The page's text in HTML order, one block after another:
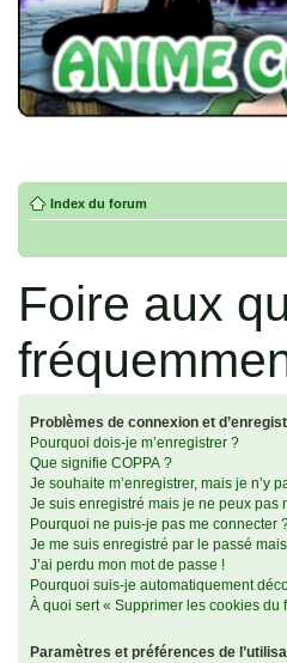
Index du forum
Foire aux
Problèmes de connexion et
Pourquoi dois-je m’enregistrer ?
Que signifie COPPA ?
Je souhaite m’enregistrer, mais je n’y
Je suis enregistré mais je ne peux pas
Pourquoi ne puis-je pas me connecter
Je me suis enregistré par le passé
J’ai perdu mon mot de passe !
Pourquoi suis-je automatiquement
À quoi sert « Supprimer les cookies du
Paramètres et préférences de